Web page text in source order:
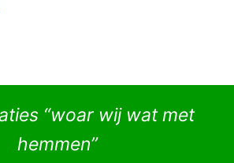
“woar wij wat met
hemmen”